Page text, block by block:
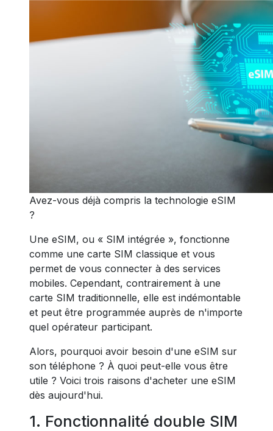
Avez-vous déjà compris la technologie eSIM
?
Une eSIM, ou « SIM intégrée », fonctionne
comme une carte SIM classique et vous
permet de vous connecter à des services
mobiles. Cependant, contrairement à une
carte SIM traditionnelle, elle est indémontable
et peut être programmée auprès de n'importe
quel opérateur participant.
Alors, pourquoi avoir besoin d'une eSIM sur
son téléphone ? À quoi peut-elle vous être
utile ? Voici trois raisons d'acheter une eSIM
dès aujourd'hui.
1. Fonctionnalité double SIM